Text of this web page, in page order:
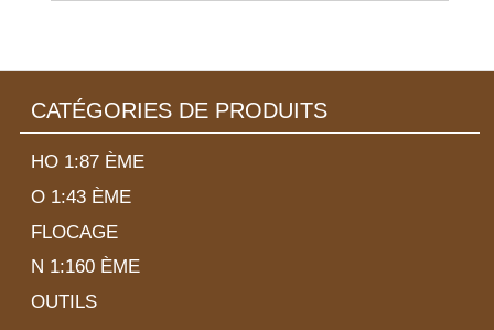
CATÉGORIES DE PRODUITS
HO 1:87 ÈME
O 1:43 ÈME
FLOCAGE
N 1:160 ÈME
OUTILS